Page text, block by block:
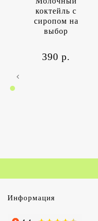
коктейль с
сиропом на
выбор
390 р.
Информация